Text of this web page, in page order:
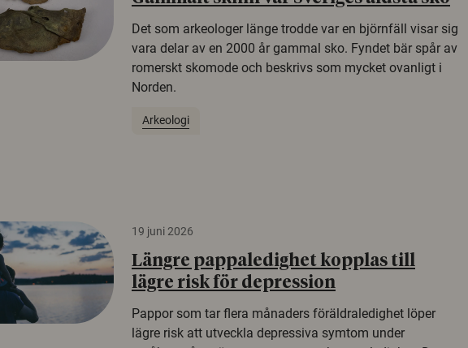
Det som arkeologer länge trodde var en björnfäll visar sig
vara delar av en 2000 år gammal sko. Fyndet bär spår av
romerskt skomode och beskrivs som mycket ovanligt i
Norden.
Arkeologi
19 juni 2026
Längre pappaledighet kopplas till
lägre risk för depression
Pappor som tar flera månaders föräldraledighet löper
lägre risk att utveckla depressiva symtom under